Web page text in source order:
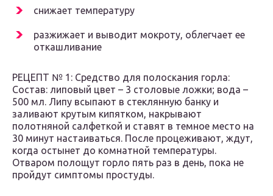
снижает температуру
разжижает и выводит мокроту, облегчает ее
откашливание
РЕЦЕПТ № 1: Средство для полоскания горла:
Состав: липовый цвет – 3 столовые ложки; вода –
500 мл. Липу всыпают в стеклянную банку и
заливают крутым кипятком, накрывают
полотняной салфеткой и ставят в темное место на
30 минут настаиваться. После процеживают, ждут,
когда остынет до комнатной температуры.
Отваром полощут горло пять раз в день, пока не
пройдут симптомы простуды.